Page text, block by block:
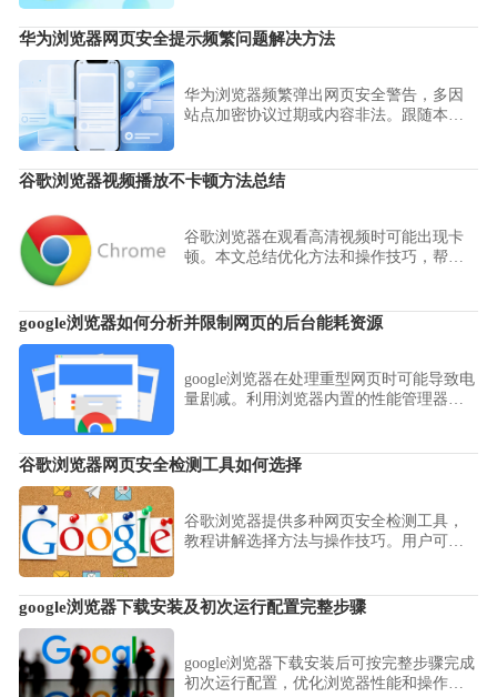
华为浏览器网页安全提示频繁问题解决方法
华为浏览器频繁弹出网页安全警告，多因
站点加密协议过期或内容非法。跟随本文
扰。
谷歌浏览器视频播放不卡顿方法总结
谷歌浏览器在观看高清视频时可能出现卡
顿。本文总结优化方法和操作技巧，帮助
google浏览器如何分析并限制网页的后台能耗资源
google浏览器在处理重型网页时可能导致电
量剧减。利用浏览器内置的性能管理器或
响应。
谷歌浏览器网页安全检测工具如何选择
谷歌浏览器提供多种网页安全检测工具，
教程讲解选择方法与操作技巧。用户可有
google浏览器下载安装及初次运行配置完整步骤
google浏览器下载安装后可按完整步骤完成
初次运行配置，优化浏览器性能和操作流